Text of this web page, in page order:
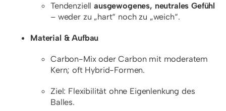
Tendenziellausgewogenes, neutrales Gefühl
– weder zu „hart“ noch zu „weich“.
Material & Aufbau
Carbon-Mix oder Carbon mit moderatem
Kern; oft Hybrid-Formen.
Ziel: Flexibilität ohne Eigenlenkung des
Balles.